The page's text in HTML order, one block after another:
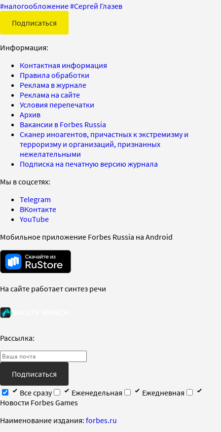
#налогообложение#Сергей Глазев
Подписаться
Информация:
Контактная информация
Правила обработки
Реклама в журнале
Реклама на сайте
Условия перепечатки
Архив
Вакансии в Forbes Russia
Сканер иноагентов, причастных к экстремизму и
терроризму и организаций, признанных
нежелательными
Подписка на печатную версию журнала
Мы в соцсетях:
Telegram
ВКонтакте
YouTube
Мобильное приложение Forbes Russia на Android
На сайте работает синтез речи
Рассылка:
Подписаться
Все сразу
Еженедельная
Ежедневная
Новости Forbes Games
Наименование издания: forbes.ru